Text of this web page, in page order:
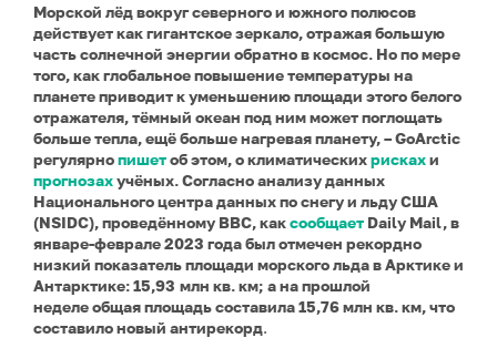
Морской лёд вокруг северного и южного полюсов
действует как гигантское зеркало, отражая большую
часть солнечной энергии обратно в космос. Но по мере
того, как глобальное повышение температуры на
планете приводит к уменьшению площади этого белого
отражателя, тёмный океан под ним может поглощать
больше тепла, ещё больше нагревая планету, – GoArctic
регулярнопишетоб этом, о климатическихрискахи
прогнозахучёных. Согласно анализу данных
Национального центра данных по снегу и льду США
(NSIDC), проведённому BBC, каксообщает Daily Mail,в
январе-феврале 2023 года был отмечен рекордно
низкий показатель площади морского льда в Арктике и
Антарктике: 15,93 млн кв. км; а на прошлой
неделе общая площадь составила 15,76 млн кв. км, что
составило новый антирекорд.